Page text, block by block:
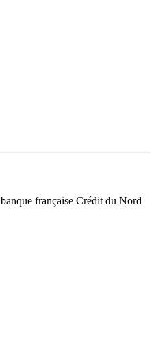
française Crédit du Nord